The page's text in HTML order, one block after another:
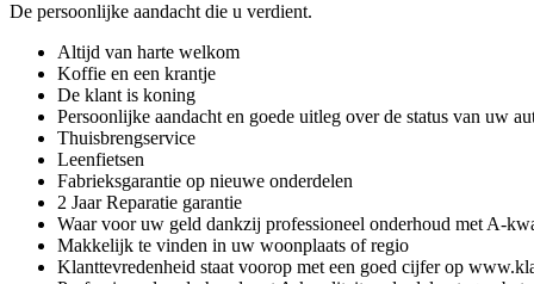
De persoonlijke aandacht die u verdient.
Altijd van harte welkom
Koffie en een krantje
De klant is koning
Persoonlijke aandacht en goede uitleg over de status van uw
Thuisbrengservice
Leenfietsen
Fabrieksgarantie op nieuwe onderdelen
2 Jaar Reparatie garantie
Waar voor uw geld dankzij professioneel onderhoud met A-
Makkelijk te vinden in uw woonplaats of regio
Klanttevredenheid staat voorop met een goed cijfer op